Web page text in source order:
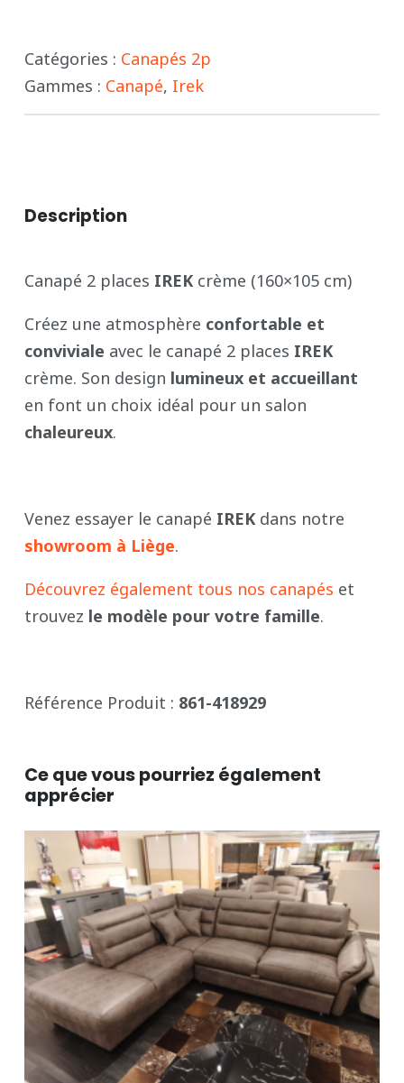
IREK
Catégories : Canapés 2p
Gammes : Canapé, Irek
Description
Canapé 2 places IREK crème (160×105 cm)
Créez une atmosphère confortable et
conviviale avec le canapé 2 places IREK
crème. Son design lumineux et accueillant
en font un choix idéal pour un salon
chaleureux.
Venez essayer le canapé IREK dans notre
showroom à Liège.
Découvrez également tous nos canapés et
trouvez le modèle pour votre famille.
Référence Produit : 861-418929
Ce que vous pourriez également
apprécier